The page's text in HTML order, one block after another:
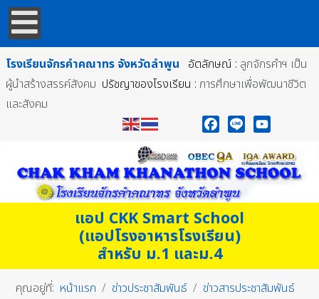
โรงเรียนจักรคำคณาทร จังหวัดลำพูน อัตลักษณ์ : ลูกจักรคำฯ เป็น
ผู้นำสร้างสรรค์สังคม ปรัชญาของโรงเรียน : การศึกษาเพื่อพัฒนาชีวิต
และสังคม
แอป CKK Smart School
(แอปโรงอาหารโรงเรียน)
สำหรับ ม.1 และม.4
คุณอยู่ที่: หน้าแรก ข่าวประชาสัมพันธ์
ข่าวสารประชาสัมพันธ์